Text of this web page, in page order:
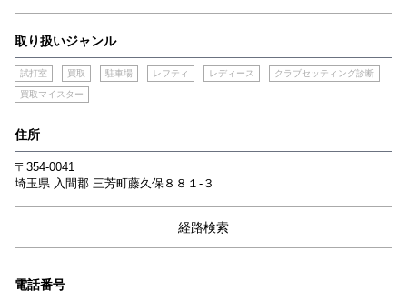
取り扱いジャンル
試打室 買取 駐車場 レフティ レディース クラブセッティング診断
買取マイスター
住所
〒354-0041
埼玉県 入間郡 三芳町藤久保８８１‐３
経路検索
電話番号